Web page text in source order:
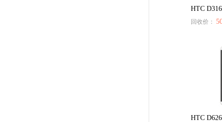
HTC
回收价：
HTC